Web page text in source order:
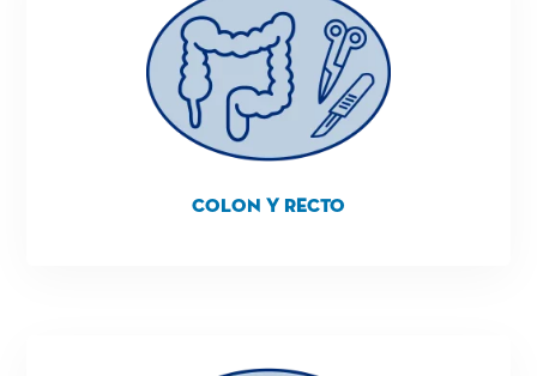
Colon y Recto